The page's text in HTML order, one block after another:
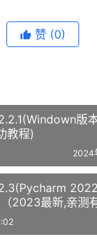
赞 (0)
版
教程)
2024
2023最新,亲测